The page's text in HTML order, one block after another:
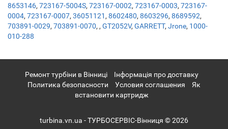
8653146, 723167-5004S, 723167-0002, 723167-0003, 723167-
0004, 723167-0007, 36051121 , 8602480, 8603296, 8689592,
703891-0029, 703891-0070, , GT2052V, GARRETT, Jrone, 1000-
010-288
Ремонт турбіни в Вінниці
Інформація про доставку
Политика безопасности
Условия соглашения
Як
встановити картридж
turbina.vn.ua - ТУРБОСЕРВІС-Вінниця © 2026